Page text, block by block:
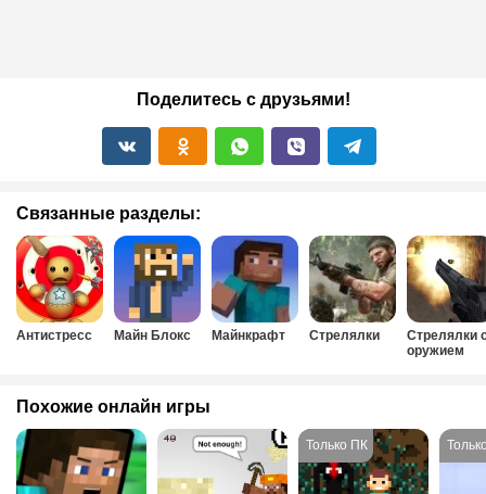
Поделитесь с друзьями!
Связанные разделы:
Антистресс Майн Блокс Майнкрафт Стрелялки
Стрелялки
оружием
Похожие онлайн игры